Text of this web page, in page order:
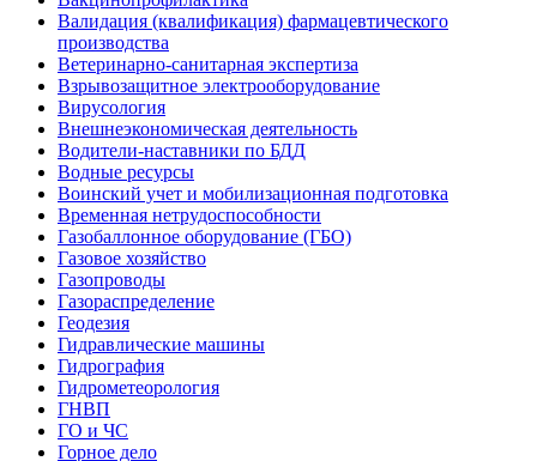
Валидация (квалификация) фармацевтического
производства
Ветеринарно-санитарная экспертиза
Взрывозащитное электрооборудование
Вирусология
Внешнеэкономическая деятельность
Водители-наставники по БДД
Водные ресурсы
Воинский учет и мобилизационная подготовка
Временная нетрудоспособности
Газобаллонное оборудование (ГБО)
Газовое хозяйство
Газопроводы
Газораспределение
Геодезия
Гидравлические машины
Гидрография
Гидрометеорология
ГНВП
ГО и ЧС
Горное дело